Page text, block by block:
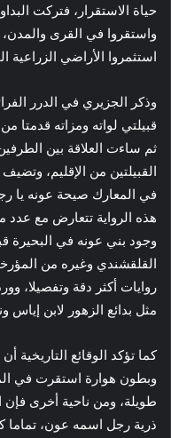
حياة الاستقرار، فتركت
واستقروا في القرى
استثمروا الأراضي الزراعية
وذكر الجزيري في الدرر
قبيلتي لواته ومزاته قدمتا
ثم ساءت العلاقة بين
القبيلتين من الإقليم،
في المعارك صيحة عونه يا
هذه الرواية تتعارض مع عدد
وجود بني عونه في البحيرة
القلقشندي وغيره من
روايات أكثر دقة وتفصيلا،
مثل بدائع الزهور لابن إياس
كما تؤكد الوقائع التاريخية
وبطون هوارة استقرت في
طويلة، ومن ناحية أخرى
ذرية رجل اسمه عون،